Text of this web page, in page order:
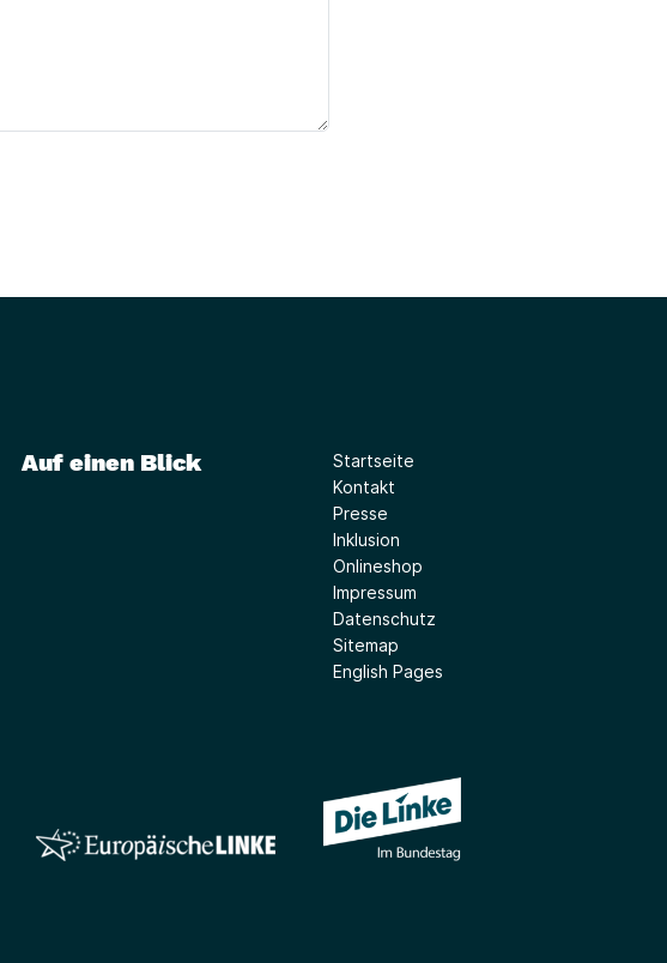
Auf einen Blick
Startseite
Kontakt
Presse
Inklusion
Onlineshop
Impressum
Datenschutz
Sitemap
English Pages
(Link öffnet ein neues Fenster)